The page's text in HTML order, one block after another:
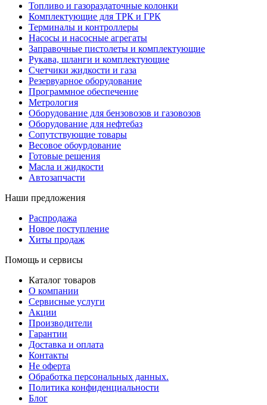
Топливо и газораздаточные колонки
Комплектующие для ТРК и ГРК
Терминалы и контроллеры
Насосы и насосные агрегаты
Заправочные пистолеты и комплектующие
Рукава, шланги и комплектующие
Счетчики жидкости и газа
Резервуарное оборудование
Программное обеспечение
Метрология
Оборудование для бензовозов и газовозов
Оборудование для нефтебаз
Сопутствующие товары
Весовое обоурдование
Готовые решения
Масла и жидкости
Автозапчасти
Наши предложения
Распродажа
Новое поступление
Хиты продаж
Помощь и сервисы
Каталог товаров
О компании
Сервисные услуги
Акции
Производители
Гарантии
Доставка и оплата
Контакты
Не оферта
Обработка персональных данных.
Политика конфиденциальности
Блог